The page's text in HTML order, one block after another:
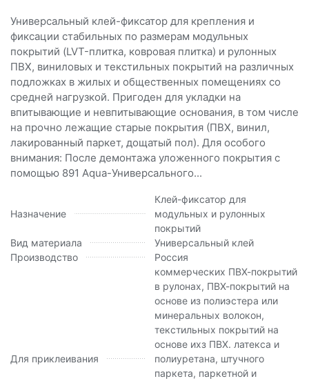
Универсальный клей-фиксатор для крепления и
фиксации стабильных по размерам модульных
покрытий (LVT-плитка, ковровая плитка) и рулонных
ПВХ, виниловых и текстильных покрытий на различных
подложках в жилых и общественных помещениях со
средней нагрузкой. Пригоден для укладки на
впитывающие и невпитывающие основания, в том числе
на прочно лежащие старые покрытия (ПВХ, винил,
лакированный паркет, дощатый пол). Для особого
внимания: После демонтажа уложенного покрытия с
помощью 891 Aqua-Универсального...
Назначение
Клей-фиксатор для
модульных и рулонных
покрытий
Вид материала
Универсальный клей
Производство
Россия
Для приклеивания
коммерческих ПВХ-покрытий
в рулонах, ПВХ-покрытий на
основе из полиэстера или
минеральных волокон,
текстильных покрытий на
основе ихз ПВХ. латекса и
полиуретана, штучного
паркета, паркетной и